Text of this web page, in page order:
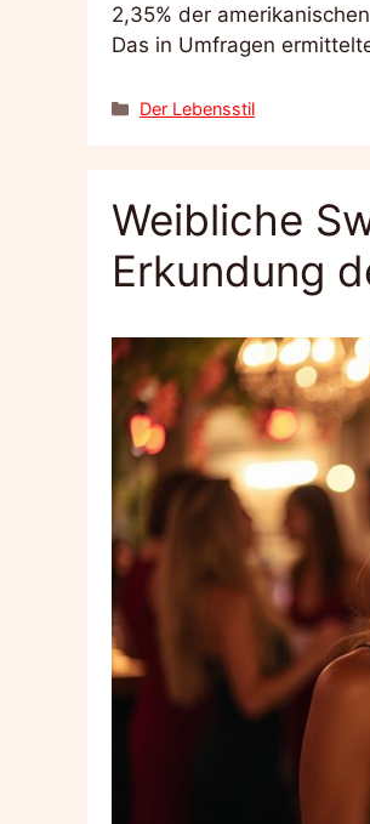
2,35% der
Das in Umfragen
Kategorien
Der Lebensstil
Weibliche
Erkundung